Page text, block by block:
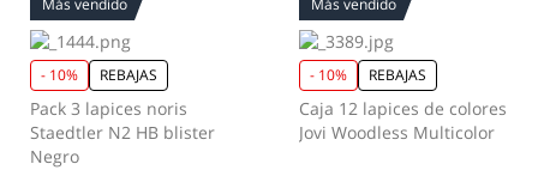
Más vendido
- 10% REBAJAS
Pack 3 lapices noris
Staedtler N2 HB blister
Negro
Más vendido
- 10% REBAJAS
Caja 12 lapices de colores
Jovi Woodless Multicolor